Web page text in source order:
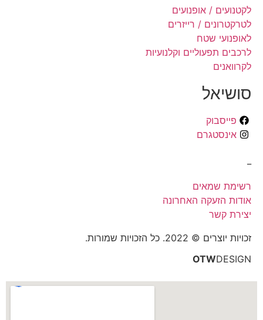
לקטנועים / אופנועים
לטרקטרונים / רייזרים
לאופנועי שטח
לרכבים תפעוליים וקלנועיות
לקרוואנים
סושיאל
פייסבוק
אינסטגרם
רשימת שמאים
אודות הזעקה האחרונה
יצירת קשר
זכויות יוצרים © 2022. כל הזכויות שמורות.
OTWDESIGN